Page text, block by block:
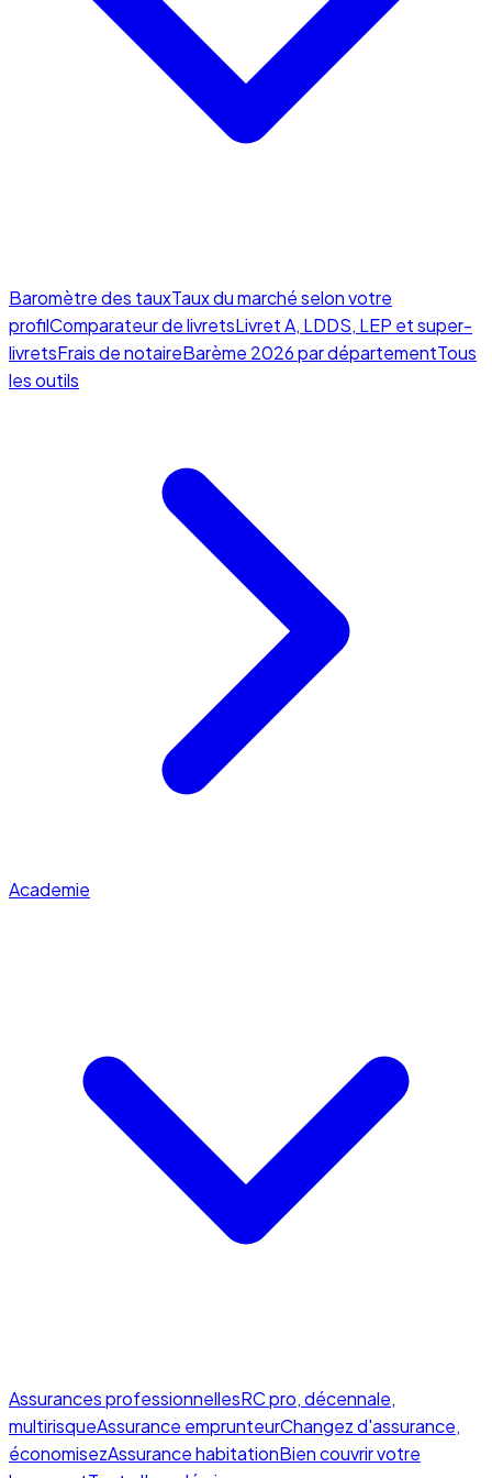
Baromètre des tauxTaux du marché selon votre
profilComparateur de livretsLivret A, LDDS, LEP et super-
livretsFrais de notaireBarème 2026 par départementTous
les outils
Academie
Assurances professionnellesRC pro, décennale,
multirisqueAssurance emprunteurChangez d'assurance,
économisezAssurance habitationBien couvrir votre